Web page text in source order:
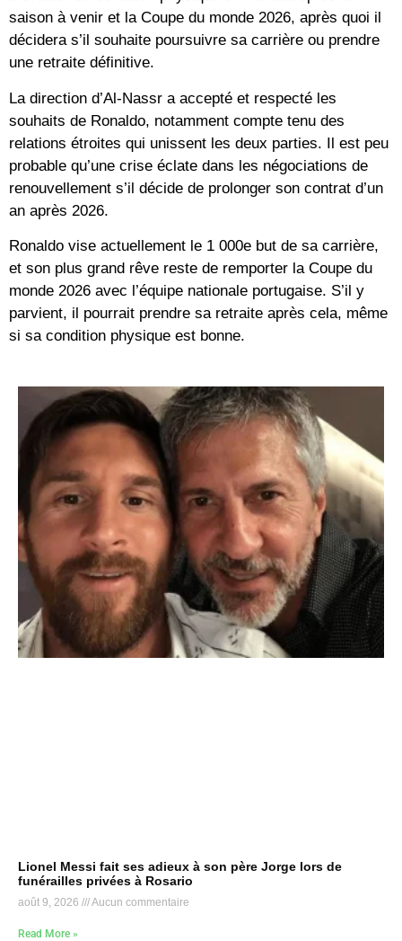
saison à venir et la Coupe du monde 2026, après quoi il
décidera s’il souhaite poursuivre sa carrière ou prendre
une retraite définitive.
La direction d’Al-Nassr a accepté et respecté les
souhaits de Ronaldo, notamment compte tenu des
relations étroites qui unissent les deux parties. Il est peu
probable qu’une crise éclate dans les négociations de
renouvellement s’il décide de prolonger son contrat d’un
an après 2026.
Ronaldo vise actuellement le 1 000e but de sa carrière,
et son plus grand rêve reste de remporter la Coupe du
monde 2026 avec l’équipe nationale portugaise. S’il y
parvient, il pourrait prendre sa retraite après cela, même
si sa condition physique est bonne.
Lionel Messi fait ses adieux à son père Jorge lors de
funérailles privées à Rosario
août 9, 2026 Aucun commentaire
Read More »